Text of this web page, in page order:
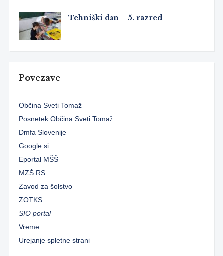
Tehniški dan – 5. razred
Povezave
Občina Sveti Tomaž
Posnetek Občina Sveti Tomaž
Dmfa Slovenije
Google.si
Eportal MŠŠ
MZŠ RS
Zavod za šolstvo
ZOTKS
SIO portal
Vreme
Urejanje spletne strani